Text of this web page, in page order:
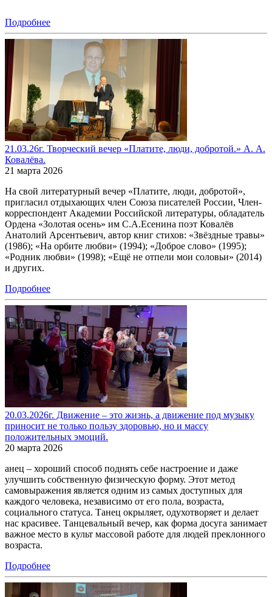
Подробнее
21.03.26г. Творческий вечер «Платите, люди, добротой.» А. А.
Ковалёва.
21 марта 2026
На свой литературный вечер «Платите, люди, добротой»,
пригласил отдыхающих член Союза писателей России, Член-
корреспондент Академии Российской литературы, обладатель
Ордена «Золотая осень» им С.А.Есенина поэт Ковалёв
Анатолий Арсентьевич, автор книг стихов: «Звёздные травы»
(1986); «На орбите любви» (1994); «Доброе слово» (1995);
«Родник любви» (1998); «Ещё не отпели мои соловьи» (2014)
и других.
Подробнее
20.03.2026г. Движение – это жизнь, а движение под музыку
приносит не только пользу здоровью, но и массу
положительных эмоций.
20 марта 2026
анец – хороший способ поднять себе настроение и даже
улучшить собственную физическую форму. Этот метод
самовыражения является одним из самых доступных для
каждого человека, независимо от его пола, возраста,
социального статуса. Танец окрыляет, одухотворяет и делает
нас красивее. Танцевальный вечер, как форма досуга занимает
важное место в культ массовой работе для людей преклонного
возраста.
Подробнее